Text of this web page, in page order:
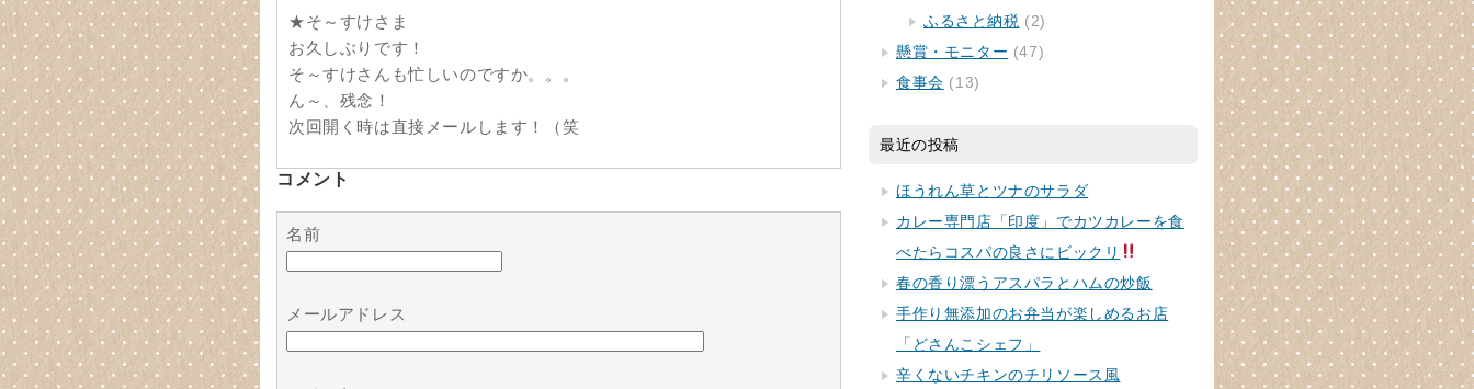
★そ～すけさま
お久しぶりです！
そ～すけさんも忙しいのですか。。。
ん～、残念！
次回開く時は直接メールします！（笑
コメント
名前
メールアドレス
ふるさと納税 (2)
懸賞・モニター (47)
食事会 (13)
最近の投稿
ほうれん草とツナのサラダ
カレー専門店「印度」でカツカレーを食
べたらコスパの良さにビックリ
春の香り漂うアスパラとハムの炒飯
手作り無添加のお弁当が楽しめるお店
「どさんこシェフ」
辛くないチキンのチリソース風